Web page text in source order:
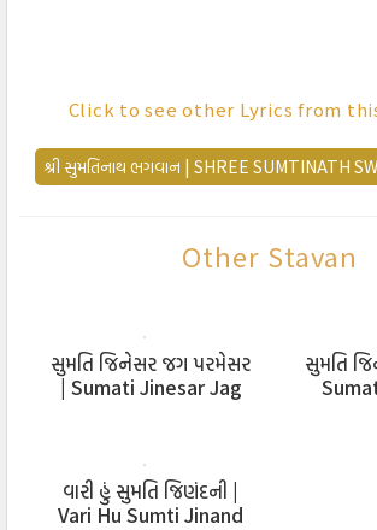
रचियता:कीर्ति विमलजी
सुमति जिणेसर सेवीये हो
दरिसण आपो सार
मेघराय कुल चंदलो हो
मंगला मात मल्हार
सुमति… (२)
Click to see other Lyrics from
શ્રી સુમતિનાથ ભગવાન | SHREE SUMTINATH
Other Stavan
સુમતિ જિનેસર જગ પરમેસર
| Sumati Jinesar Jag
સુમતિ
વારી હું સુમતિ જિણંદની |
Vari Hu Sumti Jinand